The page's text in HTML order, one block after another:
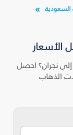
السعودية
هل تبحث عن أقل سعر تذكرة للرحلة من دبي إلى نجران‎؟ احصل
الذهاب